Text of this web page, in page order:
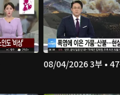
08/04/2026 3부 •